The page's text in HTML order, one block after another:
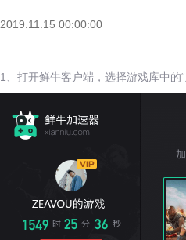
2019.11.15 00:00:00
1、打开鲜牛客户端，选择游戏库中的